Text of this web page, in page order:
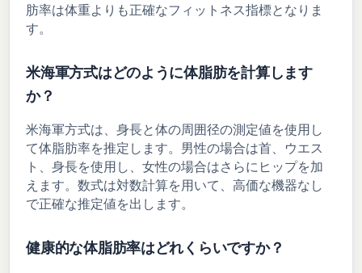
肪率は体重よりも正確なフィットネス指標となりま
す。
米海軍方式はどのように体脂肪を計算します
か？
米海軍方式は、身長と体の周囲径の測定値を使用し
て体脂肪率を推定します。男性の場合は首、ウエス
ト、身長を使用し、女性の場合はさらにヒップを加
えます。数式は対数計算を用いて、高価な機器なし
で正確な推定値を出します。
健康的な体脂肪率はどれくらいですか？